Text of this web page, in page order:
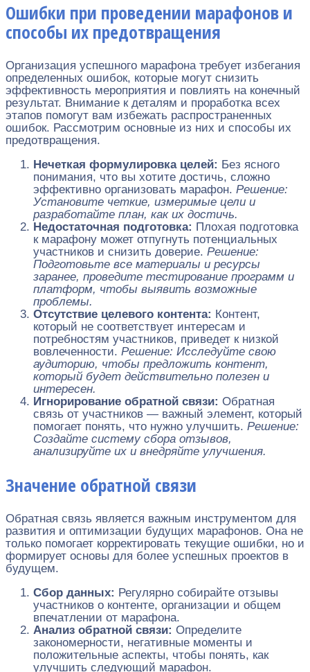
Ошибки при проведении марафонов и
способы их предотвращения
Организация успешного марафона требует избегания
определенных ошибок, которые могут снизить
эффективность мероприятия и повлиять на конечный
результат. Внимание к деталям и проработка всех
этапов помогут вам избежать распространенных
ошибок. Рассмотрим основные из них и способы их
предотвращения.
Нечеткая формулировка целей: Без ясного
понимания, что вы хотите достичь, сложно
эффективно организовать марафон. Решение:
Установите четкие, измеримые цели и
разработайте план, как их достичь.
Недостаточная подготовка: Плохая подготовка
к марафону может отпугнуть потенциальных
участников и снизить доверие. Решение:
Подготовьте все материалы и ресурсы
заранее, проведите тестирование программ и
платформ, чтобы выявить возможные
проблемы.
Отсутствие целевого контента: Контент,
который не соответствует интересам и
потребностям участников, приведет к низкой
вовлеченности. Решение: Исследуйте свою
аудиторию, чтобы предложить контент,
который будет действительно полезен и
интересен.
Игнорирование обратной связи: Обратная
связь от участников — важный элемент, который
помогает понять, что нужно улучшить. Решение:
Создайте систему сбора отзывов,
анализируйте их и внедряйте улучшения.
Значение обратной связи
Обратная связь является важным инструментом для
развития и оптимизации будущих марафонов. Она не
только помогает корректировать текущие ошибки, но и
формирует основы для более успешных проектов в
будущем.
Сбор данных: Регулярно собирайте отзывы
участников о контенте, организации и общем
впечатлении от марафона.
Анализ обратной связи: Определите
закономерности, негативные моменты и
положительные аспекты, чтобы понять, как
улучшить следующий марафон.